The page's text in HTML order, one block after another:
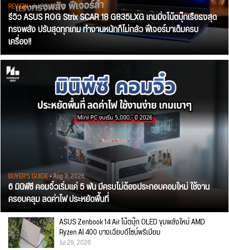
REVIEW• Jul 28, 2026
รีวิว ASUS ROG Strix SCAR 18 G835LXG เกมมิ่งโน้ตบุ๊กเรือธงสุด
ทรงพลัง ปรับสุดทุกเกม ทำงานหนักก็ไม่กลัว ฟีเจอร์มาเต็มครบ
เครื่อง!!
BUYER'S GUIDE• Aug 3, 2026
6 มินิพีซี คอมจิ๋วเริ่มแค่ 5 พัน มีครบไม่ต้องประกอบคอมใหม่ ใช้งาน
ครอบคลุม ลดค่าไฟ ประหยัดพื้นที่
ASUS Zenbook 14 Air โน้ตบุ๊ก OLED ขุมพลังใหม่ AMD
Ryzen AI 400 บางเฉียบดีไซน์พรีเมียม
Jul 29, 2026